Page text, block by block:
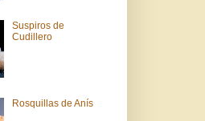
Suspiros de
Cudillero
Rosquillas de Anís